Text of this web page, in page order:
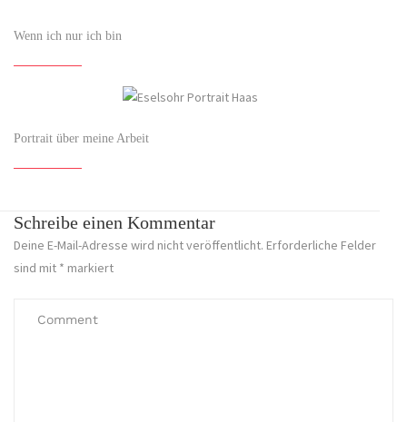
Wenn ich nur ich bin
Portrait über meine Arbeit
Schreibe einen Kommentar
Deine E-Mail-Adresse wird nicht veröffentlicht. Erforderliche Felder
sind mit * markiert